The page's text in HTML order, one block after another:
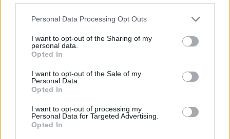
Personal Data Processing Opt Outs
I want to opt-out of the Sharing of my
personal data.
Opted In
I want to opt-out of the Sale of my
Personal Data.
Opted In
I want to opt-out of processing my
Personal Data for Targeted Advertising.
Opted In
y revueltos por toda la cámara, pero se pudo
es como originariamente se depositaban.
La tumba se considera no solo un lugar de
enterramiento, también cumple la función de lugar
donde residen los antepasados y posiblemente
recibieran culto por considerarse mediadores de las
peticiones que se realizaban a las divinidades. En este
sentido interpretamos que la orientación de la tumba